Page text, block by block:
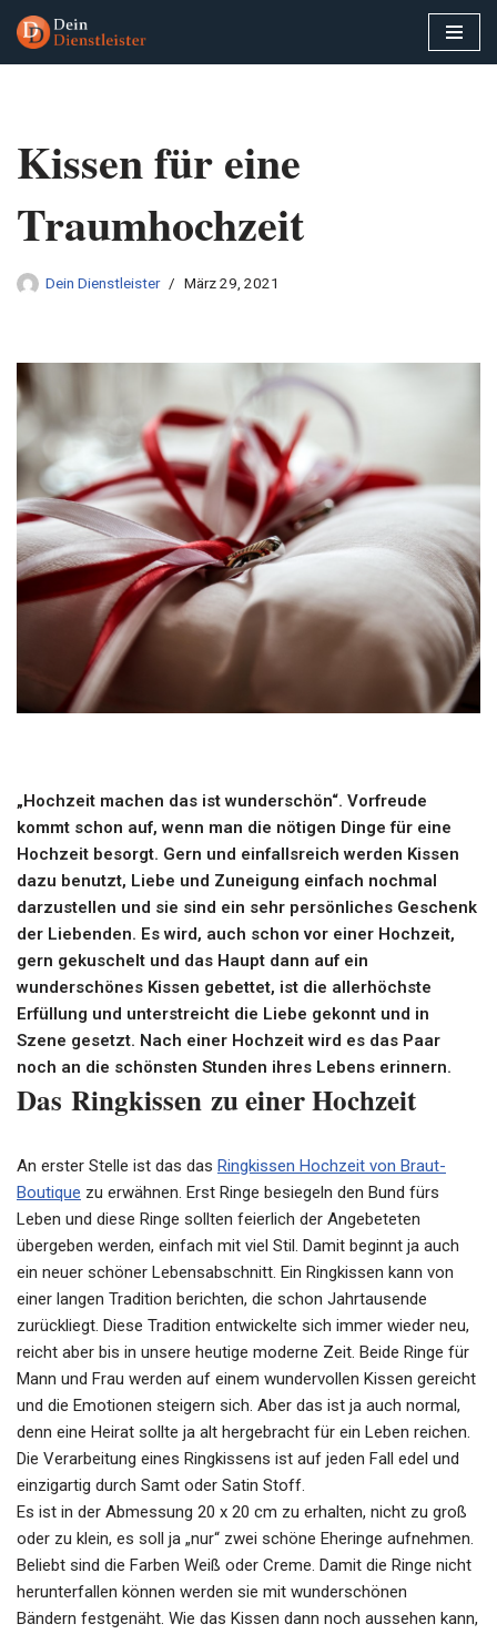
Zum
Kissen für eine
Traumhochzeit
Dein Dienstleister März 29, 2021
„Hochzeit machen das ist wunderschön“. Vorfreude
kommt schon auf, wenn man die nötigen Dinge für eine
Hochzeit besorgt. Gern und einfallsreich werden Kissen
dazu benutzt, Liebe und Zuneigung einfach nochmal
darzustellen und sie sind ein sehr persönliches Geschenk
der Liebenden. Es wird, auch schon vor einer Hochzeit,
gern gekuschelt und das Haupt dann auf ein
wunderschönes Kissen gebettet, ist die allerhöchste
Erfüllung und unterstreicht die Liebe gekonnt und in
Szene gesetzt. Nach einer Hochzeit wird es das Paar
noch an die schönsten Stunden ihres Lebens erinnern.
Das Ringkissen zu einer Hochzeit
An erster Stelle ist das das Ringkissen Hochzeit von Braut-
Boutique zu erwähnen. Erst Ringe besiegeln den Bund fürs
Leben und diese Ringe sollten feierlich der Angebeteten
übergeben werden, einfach mit viel Stil. Damit beginnt ja auch
ein neuer schöner Lebensabschnitt. Ein Ringkissen kann von
einer langen Tradition berichten, die schon Jahrtausende
zurückliegt. Diese Tradition entwickelte sich immer wieder neu,
reicht aber bis in unsere heutige moderne Zeit. Beide Ringe für
Mann und Frau werden auf einem wundervollen Kissen gereicht
und die Emotionen steigern sich. Aber das ist ja auch normal,
denn eine Heirat sollte ja alt hergebracht für ein Leben reichen.
Die Verarbeitung eines Ringkissens ist auf jeden Fall edel und
einzigartig durch Samt oder Satin Stoff.
Es ist in der Abmessung 20 x 20 cm zu erhalten, nicht zu groß
oder zu klein, es soll ja „nur“ zwei schöne Eheringe aufnehmen.
Beliebt sind die Farben Weiß oder Creme. Damit die Ringe nicht
herunterfallen können werden sie mit wunderschönen
Bändern festgenäht. Wie das Kissen dann noch aussehen kann,